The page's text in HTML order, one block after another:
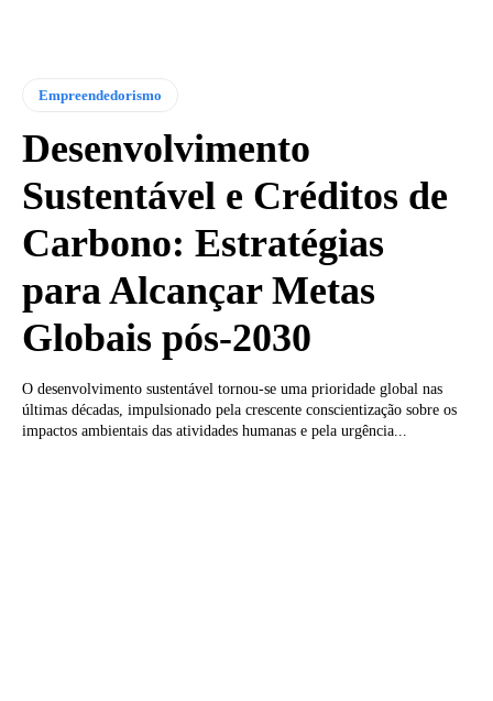
Empreendedorismo
Desenvolvimento
Sustentável e Créditos de
Carbono: Estratégias
para Alcançar Metas
Globais pós-2030
O desenvolvimento sustentável tornou-se uma prioridade global nas
últimas décadas, impulsionado pela crescente conscientização sobre os
impactos ambientais das atividades humanas e pela urgência...